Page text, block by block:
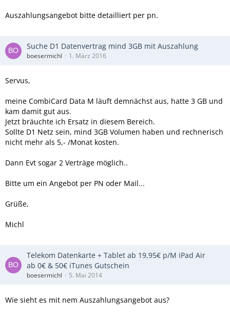
Auszahlungsangebot bitte detailliert per pn.
Suche D1 Datenvertrag mind 3GB mit Auszahlung
boesermichl 1. März 2016
Servus,
meine CombiCard Data M läuft demnächst aus, hatte 3 GB und
kam damit gut aus.
Jetzt bräuchte ich Ersatz in diesem Bereich.
Sollte D1 Netz sein, mind 3GB Volumen haben und rechnerisch
nicht mehr als 5,- /Monat kosten.
Dann Evt sogar 2 Verträge möglich..
Bitte um ein Angebot per PN oder Mail...
Grüße,
Michl
Telekom Datenkarte + Tablet ab 19,95€ p/M iPad Air
ab 0€ & 50€ iTunes Gutschein
boesermichl 5. Mai 2014
Wie sieht es mit nem Auszahlungsangebot aus?